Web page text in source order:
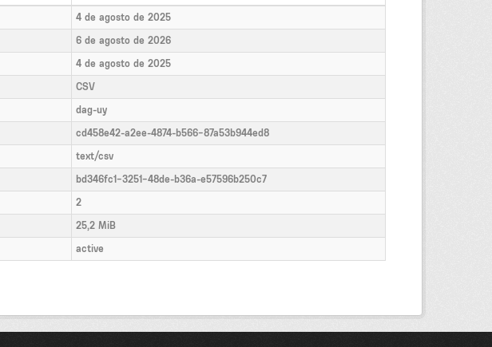
4 de agosto de 2025
6 de agosto de 2026
4 de agosto de 2025
CSV
dag-uy
cd458e42-a2ee-4874-b566-87a53b944ed8
text/csv
bd346fc1-3251-48de-b36a-e57596b250c7
2
25,2 MiB
active